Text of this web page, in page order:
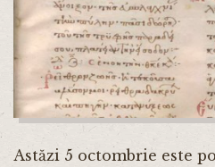
Astăzi 5 octombrie este